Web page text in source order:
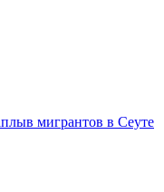
мигрантов в Сеуте